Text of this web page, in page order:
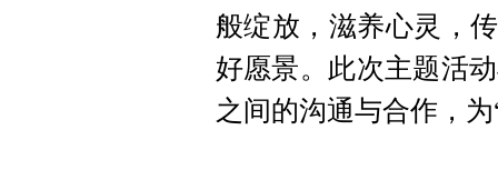
般绽放，滋养心灵，
好愿景。此次主题活
之间的沟通与合作，